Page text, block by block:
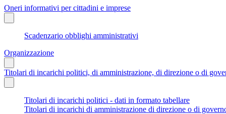
Oneri informativi per cittadini e imprese
Scadenzario obblighi amministrativi
Organizzazione
Titolari di incarichi politici, di amministrazione, di direzione o di
Titolari di incarichi politici - dati in formato tabellare
Titolari di incarichi di amministrazione di direzione o di